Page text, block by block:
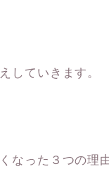
していきます。
なった３つの理